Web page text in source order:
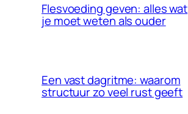
Flesvoeding geven: alles wat
je moet weten als ouder
Een vast dagritme: waarom
structuur zo veel rust geeft